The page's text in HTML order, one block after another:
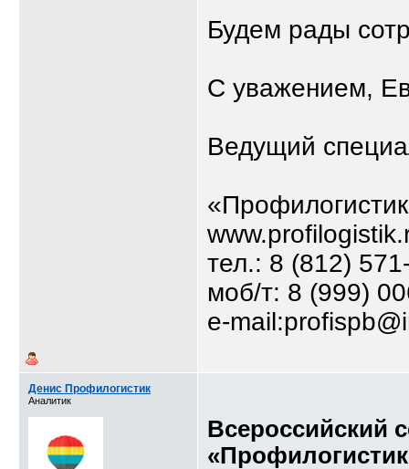
Будем рады
С уважением,
Ведущий
тел.: 8 (812)
моб/т: 8 (999)
e-
Денис Профилогистик
Аналитик
Всероссийский